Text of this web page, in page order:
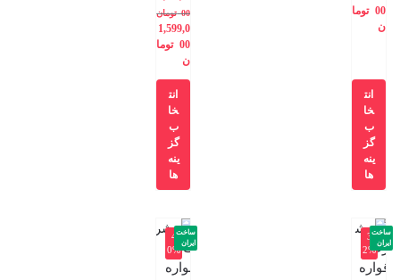
00 توما
ن
انت
خا
ب
گز
ینه
ها
00 تومان
1,599,0
00 توما
ن
انت
خا
ب
گز
ینه
ها
-3
2%
ساخت
ایران
-4
0%
ساخت
ایران